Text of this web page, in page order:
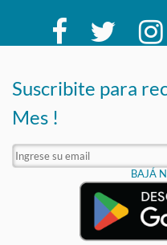
Suscribite para
Mes !
BAJÁ